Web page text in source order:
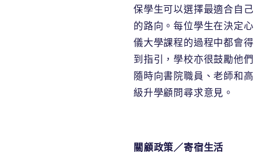
保學生可以選擇最適合自己
的路向。每位學生在決定心
儀大學課程的過程中都會得
到指引，學校亦很鼓勵他們
隨時向書院職員、老師和高
級升學顧問尋求意見。
關顧政策／寄宿生活